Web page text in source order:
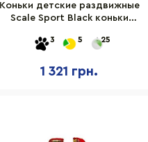
Коньки детские раздвижные
Scale Sport Black коньки
3 5 25
1 321 грн.